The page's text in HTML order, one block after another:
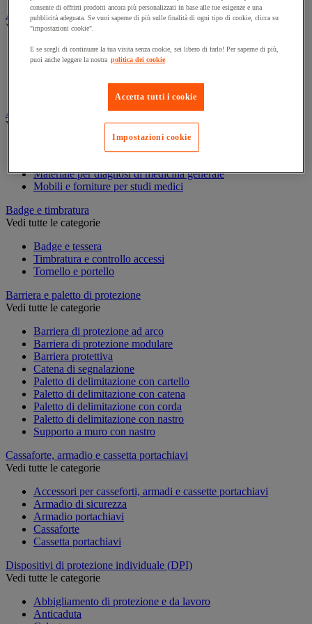
Assorbente industriale
Vedi tutte le categorie
Assorbente
Barriera anti-inquinamento e sistema di deviazione delle
Attrezzatura e mobili per studi medici
Vedi tutte le categorie
Armadietto pronto soccorso
Materiale per diagnosi di medicina generale
Mobili e forniture per studi medici
Badge e timbratura
Vedi tutte le categorie
Badge e tessera
Timbratura e controllo accessi
Tornello e portello
Barriera e paletto di protezione
Vedi tutte le categorie
Barriera di protezione ad arco
Barriera di protezione modulare
Barriera protettiva
Catena di segnalazione
Paletto di delimitazione con cartello
Paletto di delimitazione con catena
Paletto di delimitazione con corda
Paletto di delimitazione con nastro
Supporto a muro con nastro
Cassaforte, armadio e cassetta portachiavi
Vedi tutte le categorie
Accessori per casseforti, armadi e cassette portachiavi
Armadio di sicurezza
Armadio portachiavi
Cassaforte
Cassetta portachiavi
Dispositivi di protezione individuale (DPI)
Vedi tutte le categorie
Abbigliamento di protezione e da lavoro
Anticaduta
consente di offrirti prodotti ancora più personalizzati in base alle tue esigenze e una
pubblicità adeguata. Se vuoi saperne di più sulle finalità di ogni tipo di cookie, clicca su
"impostazioni cookie".
E se scegli di continuare la tua visita senza cookie, sei libero di farlo! Per saperne di più,
puoi anche leggere la nostra politica dei cookie
Accetta tutti i cookie
Impostazioni cookie